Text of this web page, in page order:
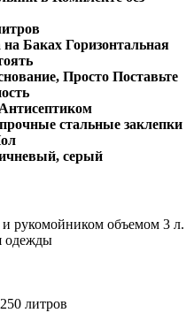
Баках Горизонтальная
Просто Поставьте
стальные заклепки
серый
рукомойником объемом 3 л.
одежды
литров